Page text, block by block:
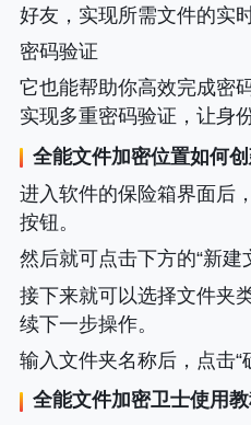
好友，实现所需文件的实
密码验证
它也能帮助你高效完成密
实现多重密码验证，让身
全能文件加密位置如何
进入软件的保险箱界面后
按钮。
然后就可点击下方的“新建
接下来就可以选择文件夹
续下一步操作。
输入文件夹名称后，点击“
全能文件加密卫士使用